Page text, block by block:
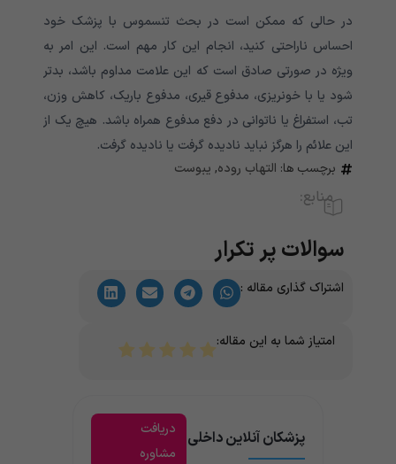
در حالی که ممکن است در بحث تنسموس با پزشک خود
احساس ناراحتی کنید، انجام این کار مهم است. این امر به
ویژه در صورتی صادق است که این علامت مداوم باشد، بدتر
شود یا با خونریزی، مدفوع قیری، مدفوع باریک، کاهش وزن،
تب، استفراغ یا ناتوانی در دفع مدفوع همراه باشد. هیچ یک از
این علائم را هرگز نباید نادیده گرفت یا نادیده گرفت.
برچسب ها: التهاب روده, یبوست
منابع:
سوالات پر تکرار
اشتراک گذاری مقاله :
امتیاز شما به این مقاله:
پزشکان آنلاین داخلی
دریافت
مشاوره